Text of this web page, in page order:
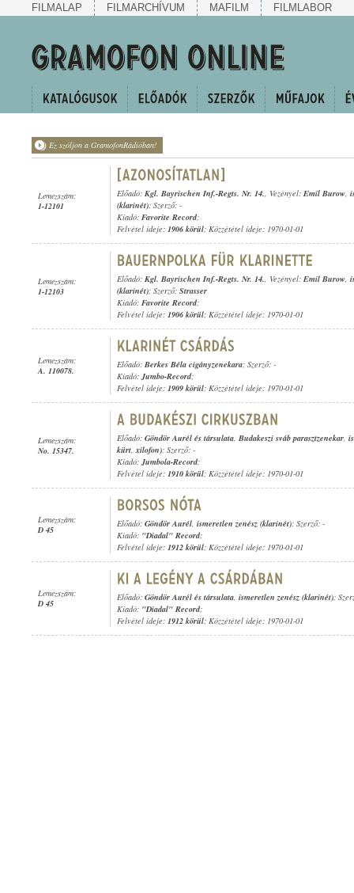
FILMALAP FILMARCHÍVUM MAFILM FILMLABOR
Ez szóljon a GramofonRádióban!
Lemezszám:
1-12101
Előadó: Kgl. Bayrischen Inf.-Regts. Nr. 14., Vezényel: Emil Burow,
(klarinét); Szerző: -
Kiadó: Favorite Record;
Felvétel ideje: 1906 körül; Közzététel ideje: 1970-01-01
Lemezszám:
1-12103
Előadó: Kgl. Bayrischen Inf.-Regts. Nr. 14., Vezényel: Emil Burow,
(klarinét); Szerző: Strasser
Kiadó: Favorite Record;
Felvétel ideje: 1906 körül; Közzététel ideje: 1970-01-01
Lemezszám:
A. 110078.
Előadó: Berkes Béla cigányzenekara; Szerző: -
Kiadó:Jumbo-Record;
Felvétel ideje: 1909 körül; Közzététel ideje: 1970-01-01
Lemezszám:
No. 15347.
Előadó: Göndör Aurél és társulata, Budakeszi sváb parasztzenekar,
kürt,xilofon); Szerző: -
Kiadó:Jumbola-Record;
Felvétel ideje: 1910 körül; Közzététel ideje: 1970-01-01
Lemezszám:
D 45
Előadó: Göndör Aurél, ismeretlen zenész (klarinét); Szerző: -
Kiadó: "Diadal" Record;
Felvétel ideje: 1912 körül; Közzététel ideje: 1970-01-01
Lemezszám:
D 45
Előadó: Göndör Aurél és társulata, ismeretlen zenész (klarinét);
Kiadó: "Diadal" Record;
Felvétel ideje: 1912 körül; Közzététel ideje: 1970-01-01